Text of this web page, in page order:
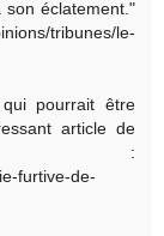
son éclatement."
tribunes/le-
pourrait être
article de
:
furtive-de-